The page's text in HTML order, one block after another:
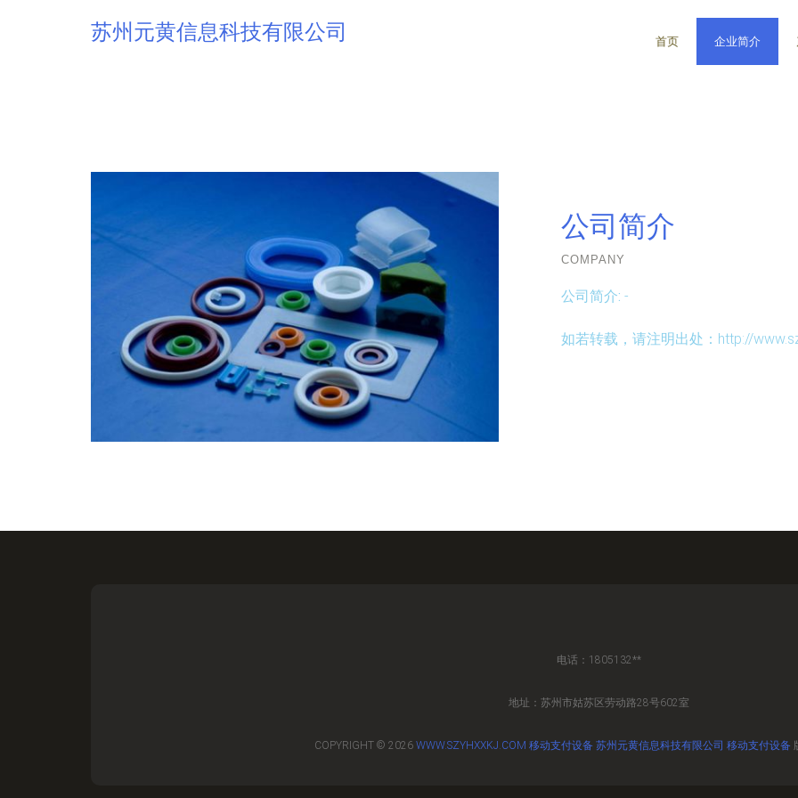
苏州元黄信息科技有限公司 首页 企业简介
公司简介
COMPANY
公司简介: -
如若转载，请注明出处：http://
电话：1805132**
地址：苏州市姑苏区劳动路28号602室
COPYRIGHT © 2026 WWW.SZYHXXKJ.COM 移动支付设备 苏州元黄信息科技有限公司 移动支付设备